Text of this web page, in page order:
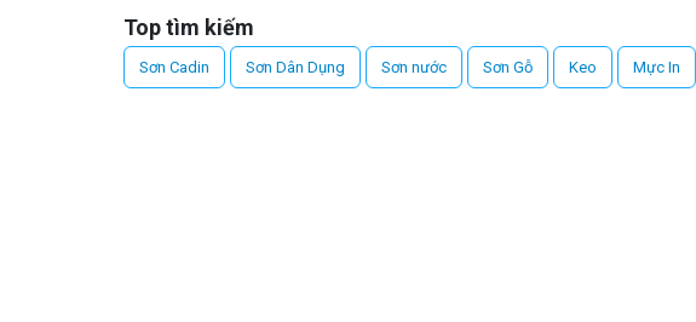
Top tìm kiếm
Sơn Cadin Sơn Dân Dụng Sơn nước Sơn Gỗ Keo Mực In